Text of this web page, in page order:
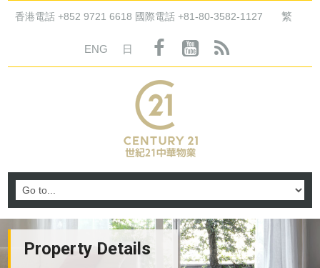
香港電話 +852 9721 6618 國際電話 +81-80-3582-1127 繁
ENG 日
Property Details